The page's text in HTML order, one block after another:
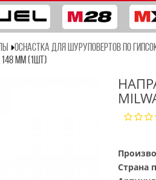
ОСНАСТКА ДЛЯ ШУРУПОВЕРТОВ ПО
148 ММ (1ШТ)
Страна